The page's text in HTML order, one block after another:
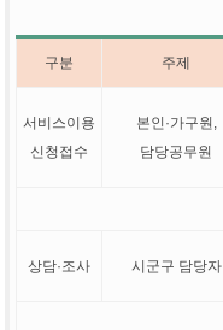
구분 주제
서비스이용
신청접수
본인·가구원,
담당공무원
상담·조사 시군구 담당자